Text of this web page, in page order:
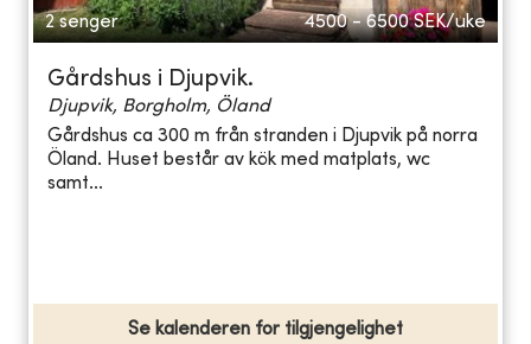
2 senger 4500 - 6500 SEK/uke
Gårdshus i Djupvik.
Djupvik, Borgholm, Öland
Gårdshus ca 300 m från stranden i Djupvik på norra
Öland. Huset består av kök med matplats, wc
samt...
Se kalenderen for tilgjengelighet